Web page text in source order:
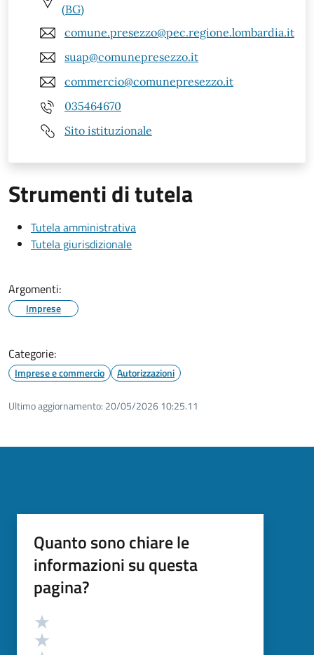
(BG)
comune.presezzo@pec.regione.lombardia.it
suap@comunepresezzo.it
commercio@comunepresezzo.it
035464670
Sito istituzionale
Strumenti di tutela
Tutela amministrativa
Tutela giurisdizionale
Argomenti:
Imprese
Categorie:
Imprese e commercio Autorizzazioni
Ultimo aggiornamento: 20/05/2026 10:25.11
Quanto sono chiare le
informazioni su questa
pagina?
Valutazione